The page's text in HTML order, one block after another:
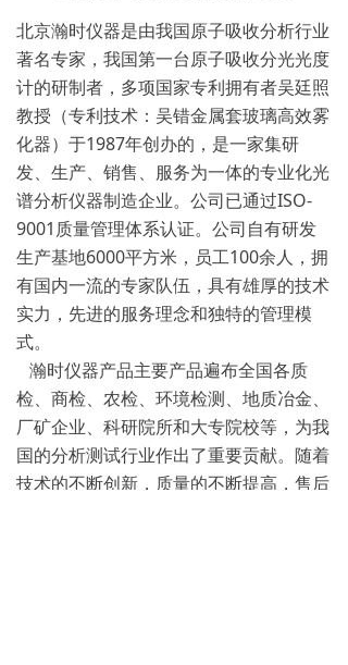
北京瀚时仪器是由我国原子吸收分析行业
著名专家，我国第一台原子吸收分光光度
计的研制者，多项国家专利拥有者吴廷照
教授（专利技术：吴错金属套玻璃高效雾
化器）于1987年创办的，是一家集研
发、生产、销售、服务为一体的专业化光
谱分析仪器制造企业。公司已通过ISO-
9001质量管理体系认证。公司自有研发
生产基地6000平方米，员工100余人，拥
有国内一流的专家队伍，具有雄厚的技术
实力，先进的服务理念和独特的管理模
式。
瀚时仪器产品主要产品遍布全国各质
检、商检、农检、环境检测、地质冶金、
厂矿企业、科研院所和大专院校等，为我
国的分析测试行业作出了重要贡献。随着
技术的不断创新，质量的不断提高，售后